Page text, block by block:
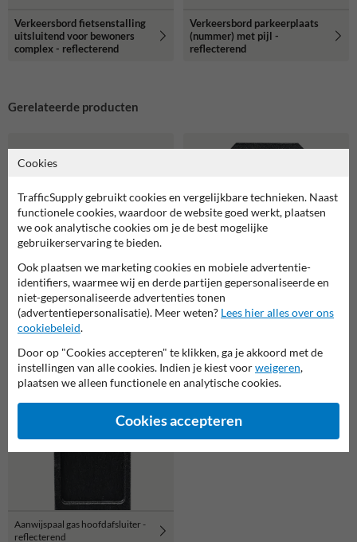
Verkeersbord fietsenstalling
uitsluitend voor bewoners
complex - reflecterend
Verkeersbord parkeerplaats
(nummer) met pijl -
reflecterend
Gerelateerde producten
Verwijsbord toeristisch (bruin) -
met 1 pictogram, 1 regel tekst en
pijl
Bermpaal kunststof met twee
bordjes eigen terrein + verboden
Aanwijspaal gas hoofdafsluiter -
reflecterend
Cookies
TrafficSupply gebruikt cookies en vergelijkbare technieken. Naast
functionele cookies, waardoor de website goed werkt, plaatsen
we ook analytische cookies om je de best mogelijke
gebruikerservaring te bieden.
Ook plaatsen we marketing cookies en mobiele advertentie-
identifiers, waarmee wij en derde partijen gepersonaliseerde en
niet-gepersonaliseerde advertenties tonen
(advertentiepersonalisatie). Meer weten? Lees hier alles over ons
cookiebeleid.
Door op "Cookies accepteren" te klikken, ga je akkoord met de
instellingen van alle cookies. Indien je kiest voorweigeren,
plaatsen we alleen functionele en analytische cookies.
Cookies accepteren